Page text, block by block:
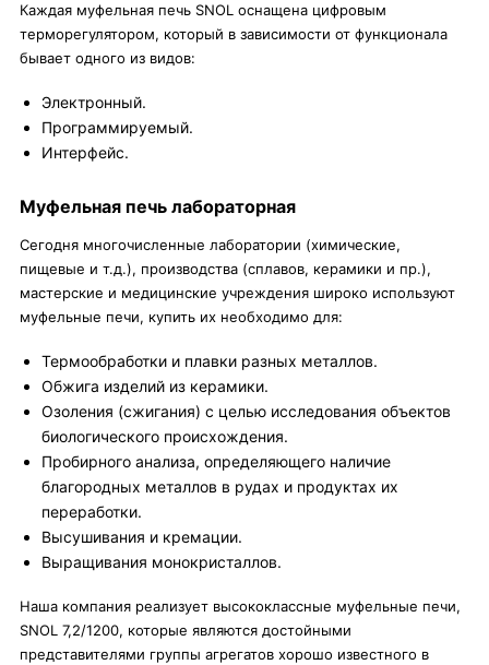
Каждая муфельная печь SNOL оснащена цифровым
терморегулятором, который в зависимости от функционала
бывает одного из видов:
Электронный.
Программируемый.
Интерфейс.
Муфельная печь лабораторная
Сегодня многочисленные лаборатории (химические,
пищевые и т.д.), производства (сплавов, керамики и пр.),
мастерские и медицинские учреждения широко используют
муфельные печи, купить их необходимо для:
Термообработки и плавки разных металлов.
Обжига изделий из керамики.
Озоления (сжигания) с целью исследования объектов
биологического происхождения.
Пробирного анализа, определяющего наличие
благородных металлов в рудах и продуктах их
переработки.
Высушивания и кремации.
Выращивания монокристаллов.
Наша компания реализует высококлассные муфельные печи,
SNOL 7,2/1200, которые являются достойными
представителями группы агрегатов хорошо известного в